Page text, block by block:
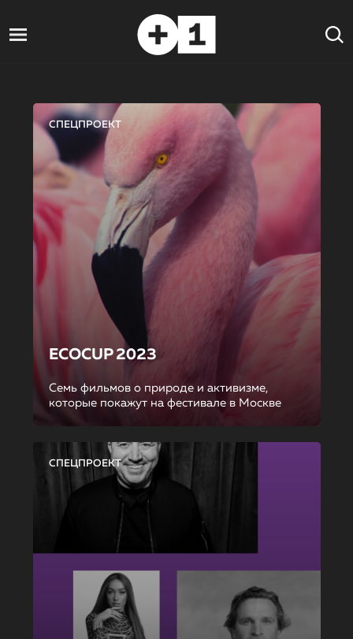
СПЕЦПРОЕКТ
ECOCUP 2023
Семь фильмов о природе и активизме,
которые покажут на фестивале в Москве
СПЕЦПРОЕКТ